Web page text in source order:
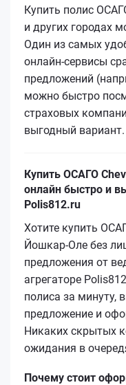
Купить полис
и других городах
Один из самых
онлайн-сервисы
предложений
можно быстро
страховых
выгодный вариант.
Купить ОСАГО
онлайн быстро и
Polis812.ru
Хотите купить
Йошкар-Оле без
предложения от
агрегаторе
полиса за минуту,
предложение и
Никаких скрытых
ожидания в
Почему стоит